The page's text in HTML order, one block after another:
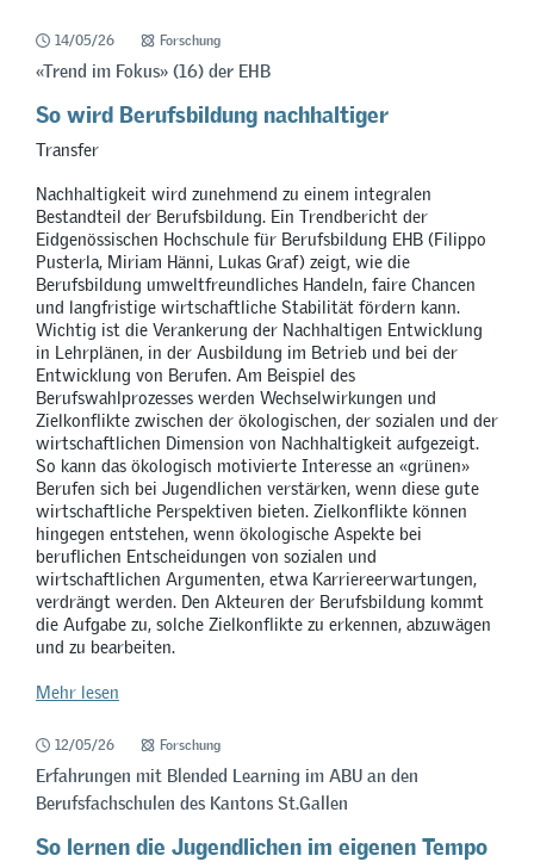
14/05/26 Forschung
«Trend im Fokus» (16) der EHB
So wird Berufsbildung nachhaltiger
Transfer
Nachhaltigkeit wird zunehmend zu einem integralen
Bestandteil der Berufsbildung. Ein Trendbericht der
Eidgenössischen Hochschule für Berufsbildung EHB (Filippo
Pusterla, Miriam Hänni, Lukas Graf) zeigt, wie die
Berufsbildung umweltfreundliches Handeln, faire Chancen
und langfristige wirtschaftliche Stabilität fördern kann.
Wichtig ist die Verankerung der Nachhaltigen Entwicklung
in Lehrplänen, in der Ausbildung im Betrieb und bei der
Entwicklung von Berufen. Am Beispiel des
Berufswahlprozesses werden Wechselwirkungen und
Zielkonflikte zwischen der ökologischen, der sozialen und der
wirtschaftlichen Dimension von Nachhaltigkeit aufgezeigt.
So kann das ökologisch motivierte Interesse an «grünen»
Berufen sich bei Jugendlichen verstärken, wenn diese gute
wirtschaftliche Perspektiven bieten. Zielkonflikte können
hingegen entstehen, wenn ökologische Aspekte bei
beruflichen Entscheidungen von sozialen und
wirtschaftlichen Argumenten, etwa Karriereerwartungen,
verdrängt werden. Den Akteuren der Berufsbildung kommt
die Aufgabe zu, solche Zielkonflikte zu erkennen, abzuwägen
und zu bearbeiten.
Mehr lesen
12/05/26 Forschung
Erfahrungen mit Blended Learning im ABU an den
Berufsfachschulen des Kantons St.Gallen
So lernen die Jugendlichen im eigenen Tempo